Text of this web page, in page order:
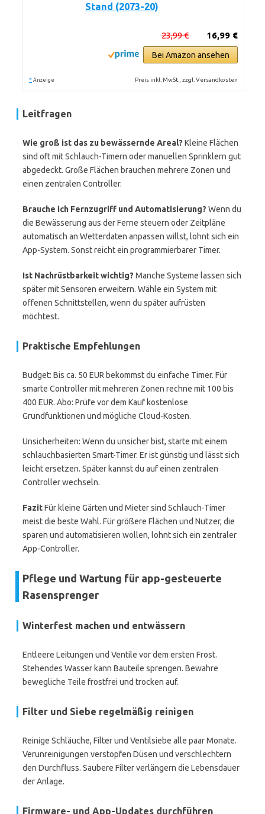
Stand (2073-20)
16,99 €
23,99 €
Bei Amazon ansehen
* Anzeige Preis inkl. MwSt., zzgl. Versandkosten
Leitfragen
Wie groß ist das zu bewässernde Areal? Kleine Flächen
sind oft mit Schlauch-Timern oder manuellen Sprinklern gut
abgedeckt. Große Flächen brauchen mehrere Zonen und
einen zentralen Controller.
Brauche ich Fernzugriff und Automatisierung? Wenn du
die Bewässerung aus der Ferne steuern oder Zeitpläne
automatisch an Wetterdaten anpassen willst, lohnt sich ein
App-System. Sonst reicht ein programmierbarer Timer.
Ist Nachrüstbarkeit wichtig? Manche Systeme lassen sich
später mit Sensoren erweitern. Wähle ein System mit
offenen Schnittstellen, wenn du später aufrüsten
möchtest.
Praktische Empfehlungen
Budget: Bis ca. 50 EUR bekommst du einfache Timer. Für
smarte Controller mit mehreren Zonen rechne mit 100 bis
400 EUR. Abo: Prüfe vor dem Kauf kostenlose
Grundfunktionen und mögliche Cloud-Kosten.
Unsicherheiten: Wenn du unsicher bist, starte mit einem
schlauchbasierten Smart-Timer. Er ist günstig und lässt sich
leicht ersetzen. Später kannst du auf einen zentralen
Controller wechseln.
FazitFür kleine Gärten und Mieter sind Schlauch-Timer
meist die beste Wahl. Für größere Flächen und Nutzer, die
sparen und automatisieren wollen, lohnt sich ein zentraler
App-Controller.
Pflege und Wartung für app-gesteuerte
Rasensprenger
Winterfest machen und entwässern
Entleere Leitungen und Ventile vor dem ersten Frost.
Stehendes Wasser kann Bauteile sprengen. Bewahre
bewegliche Teile frostfrei und trocken auf.
Filter und Siebe regelmäßig reinigen
Reinige Schläuche, Filter und Ventilsiebe alle paar Monate.
Verunreinigungen verstopfen Düsen und verschlechtern
den Durchfluss. Saubere Filter verlängern die Lebensdauer
der Anlage.
Firmware- und App-Updates durchführen